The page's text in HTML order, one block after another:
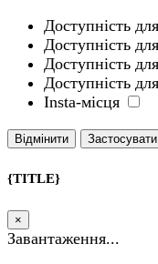
Доступність
Доступність
Доступність
Доступність
Insta-місця
Відмінити Застосувати
{TITLE}
×
Завантаження...